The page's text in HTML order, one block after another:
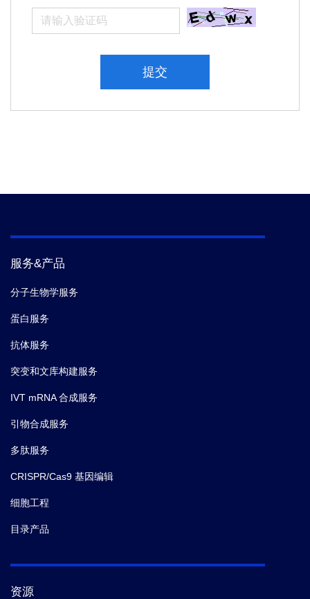
提交
服务&产品
分子生物学服务
蛋白服务
抗体服务
突变和文库构建服务
IVT mRNA 合成服务
引物合成服务
多肽服务
CRISPR/Cas9 基因编辑
细胞工程
目录产品
资源